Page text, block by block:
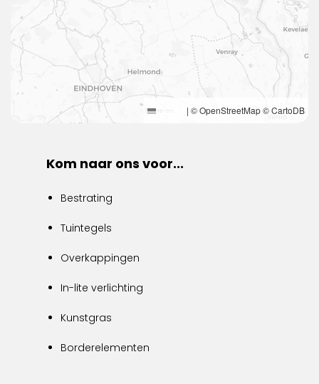
| © OpenStreetMap © CartoDB
Kom naar ons voor...
Bestrating
Tuintegels
Overkappingen
In-lite verlichting
Kunstgras
Borderelementen